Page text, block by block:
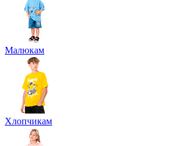
Малюкам
Хлопчикам